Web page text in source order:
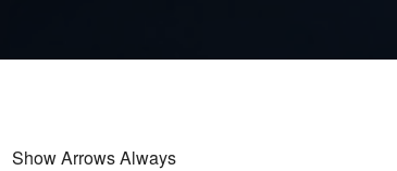
Show Arrows Always